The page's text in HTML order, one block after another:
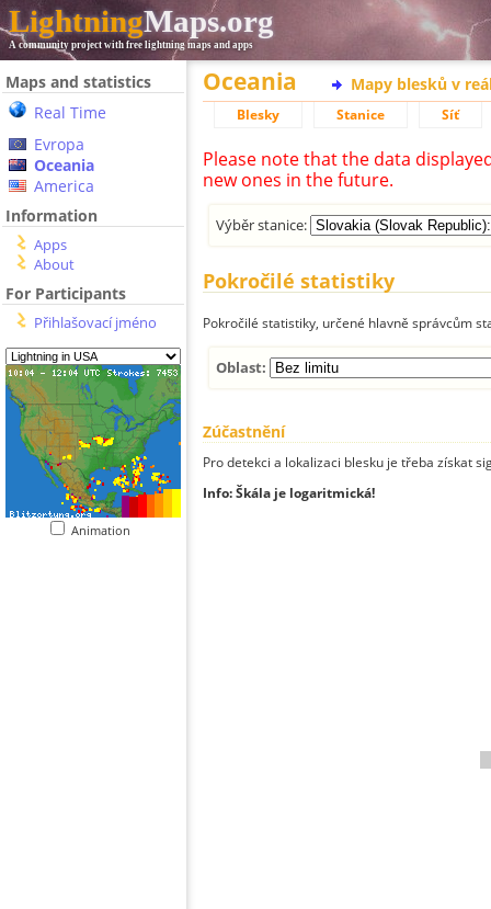
LightningMaps.org
A community project with free lightning maps and apps
Maps and statistics
Real Time
Evropa
Oceania
America
Information
Apps
About
For Participants
Přihlašovací jméno
Animation
Oceania Mapy blesků v
Blesky Stanice Síť
Please note that the data
new ones in the future.
Výběr stanice:
Pokročilé statistiky
Pokročilé statistiky, určené hlavně správcům
Oblast:
Zúčastnění
Pro detekci a lokalizaci blesku je třeba získat
Info: Škála je logaritmická!